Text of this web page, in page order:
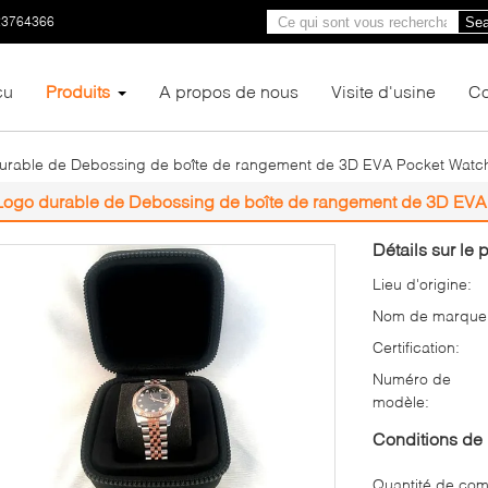
Produits A propos de nous Visite d'usine
de Debossing de boîte de rangement de 3D EVA Pocket
durable de Debossing de boîte de rangement de 3D
Détails sur le
Lieu d'origine:
Nom de
Certification:
Numéro de
modèle:
Conditions de
Quantité de